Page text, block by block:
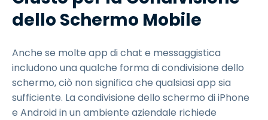
dello Schermo Mobile
Anche se molte app di chat e messaggistica
includono una qualche forma di condivisione dello
schermo, ciò non significa che qualsiasi app sia
sufficiente. La condivisione dello schermo di iPhone
e Android in un ambiente aziendale richiede